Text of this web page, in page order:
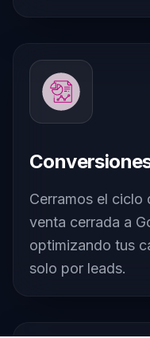
Cerramos el
venta cerrada a
optimizando tus
solo por leads.